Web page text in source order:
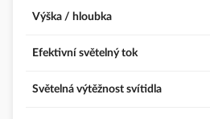
Výška / hloubka
Efektivní světelný tok
Světelná výtěžnost svítidla